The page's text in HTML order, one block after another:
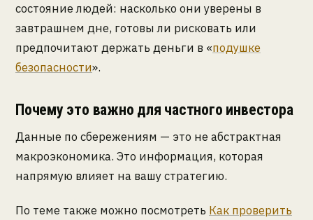
состояние людей: насколько они уверены в
завтрашнем дне, готовы ли рисковать или
предпочитают держать деньги в «подушке
безопасности».
Почему это важно для частного инвестора
Данные по сбережениям — это не абстрактная
макроэкономика. Это информация, которая
напрямую влияет на вашу стратегию.
По теме также можно посмотреть Как проверить